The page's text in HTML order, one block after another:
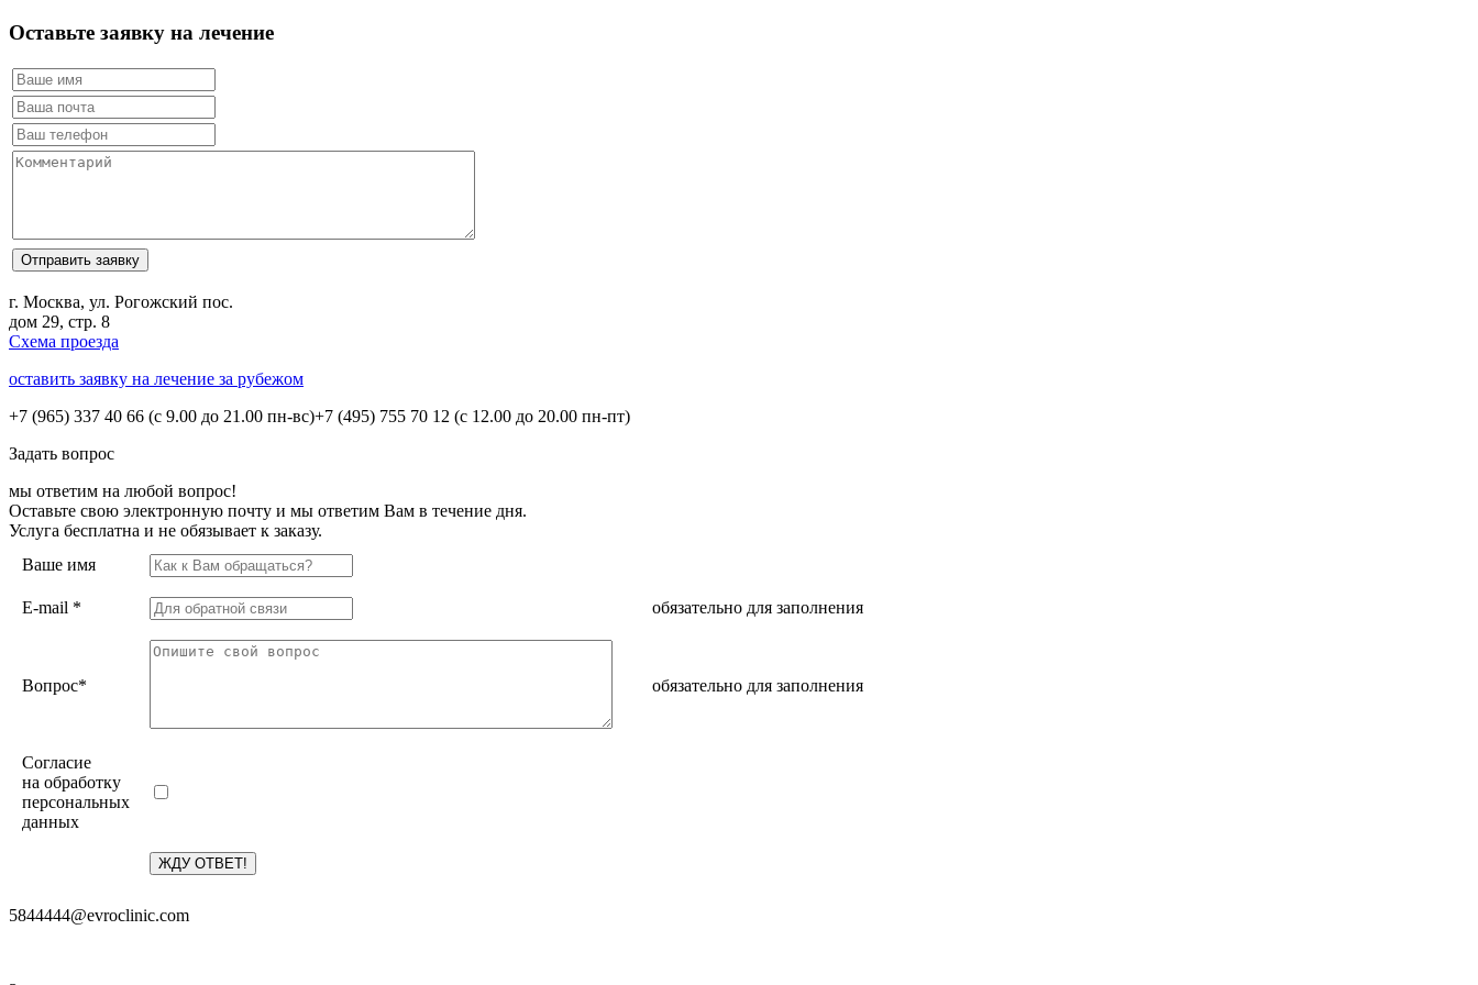
Оставьте заявку на лечение
г. Москва, ул. Рогожский пос.
дом 29, стр. 8
Схема проезда
оставить заявку на лечение за рубежом
+7 (965) 337 40 66 (с 9.00 до 21.00 пн-вс)+7 (495) 755 70 12 (с 12.00 до 20.00 пн-пт)
Задать вопрос
мы ответим на любой вопрос!
Оставьте свою электронную почту и мы ответим Вам в течение дня.
Услуга бесплатна и не обязывает к заказу.
Ваше имя
E-mail * обязательно для заполнения
Вопрос* обязательно для заполнения
Согласие
на обработку
персональных
данных
5844444@evroclinic.com